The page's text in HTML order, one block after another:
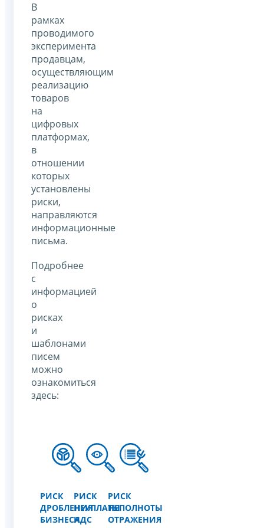
В
рамках
проводимого
эксперимента
продавцам,
осуществляющим
реализацию
товаров
на
цифровых
платформах,
в
отношении
которых
установлены
риски,
направляются
информационные
письма.
Подробнее
с
информацией
о
рисках
и
шаблонами
писем
можно
ознакомиться
здесь:
РИСК
ДРОБЛЕНИЯ
БИЗНЕСА
РИСК
НЕУПЛАТЫ
НДС
РИСК
НЕПОЛНОТЫ
ОТРАЖЕНИЯ